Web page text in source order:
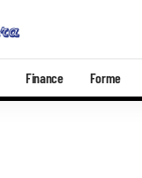
Finance Forme